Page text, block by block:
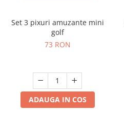
Set 3 pixuri amuzante mini
golf
73 RON
ADAUGA IN COS